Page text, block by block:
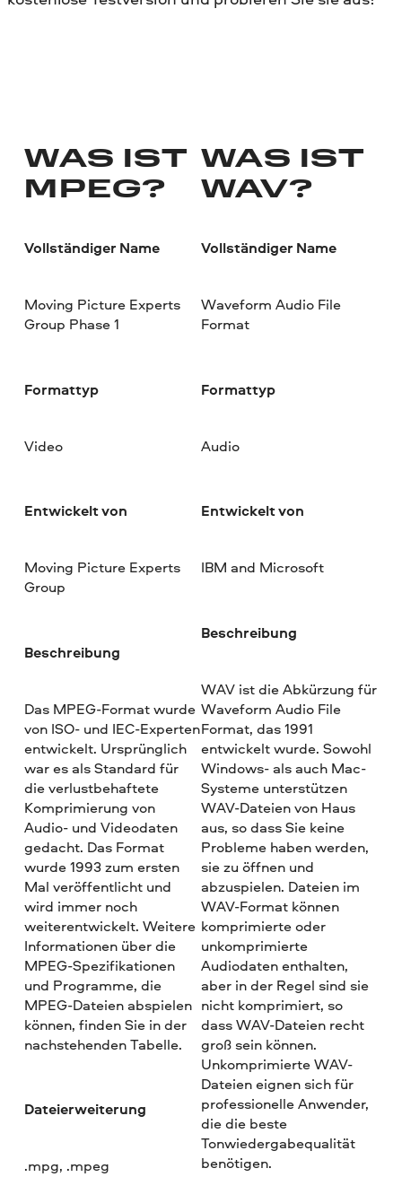
WAS IST
MPEG?
Vollständiger Name
Moving Picture Experts
Group Phase 1
Formattyp
Video
Entwickelt von
Moving Picture Experts
Group
Beschreibung
Das MPEG-Format wurde
von ISO- und IEC-Experten
entwickelt. Ursprünglich
war es als Standard für
die verlustbehaftete
Komprimierung von
Audio- und Videodaten
gedacht. Das Format
wurde 1993 zum ersten
Mal veröffentlicht und
wird immer noch
weiterentwickelt. Weitere
Informationen über die
MPEG-Spezifikationen
und Programme, die
MPEG-Dateien abspielen
können, finden Sie in der
nachstehenden Tabelle.
Dateierweiterung
.mpg, .mpeg
WAS IST
WAV?
Vollständiger Name
Waveform Audio File
Format
Formattyp
Audio
Entwickelt von
IBM and Microsoft
Beschreibung
WAV ist die Abkürzung für
Waveform Audio File
Format, das 1991
entwickelt wurde. Sowohl
Windows- als auch Mac-
Systeme unterstützen
WAV-Dateien von Haus
aus, so dass Sie keine
Probleme haben werden,
sie zu öffnen und
abzuspielen. Dateien im
WAV-Format können
komprimierte oder
unkomprimierte
Audiodaten enthalten,
aber in der Regel sind sie
nicht komprimiert, so
dass WAV-Dateien recht
groß sein können.
Unkomprimierte WAV-
Dateien eignen sich für
professionelle Anwender,
die die beste
Tonwiedergabequalität
benötigen.